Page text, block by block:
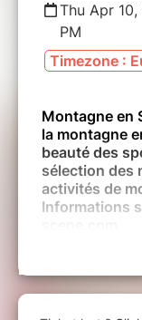
Thu Apr
PM
Timezone :
Montagne en
la montagne
beauté des
sélection des
activités de
Informations
sont